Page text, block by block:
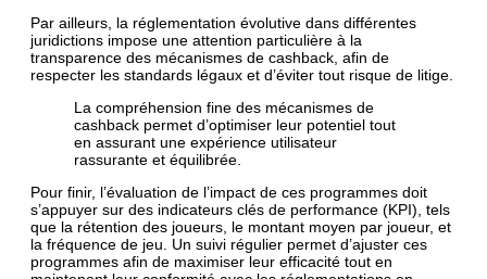
Par ailleurs, la réglementation évolutive dans différentes
juridictions impose une attention particulière à la
transparence des mécanismes de cashback, afin de
respecter les standards légaux et d’éviter tout risque de litige.
La compréhension fine des mécanismes de
cashback permet d’optimiser leur potentiel tout
en assurant une expérience utilisateur
rassurante et équilibrée.
Pour finir, l’évaluation de l’impact de ces programmes doit
s’appuyer sur des indicateurs clés de performance (KPI), tels
que la rétention des joueurs, le montant moyen par joueur, et
la fréquence de jeu. Un suivi régulier permet d’ajuster ces
programmes afin de maximiser leur efficacité tout en